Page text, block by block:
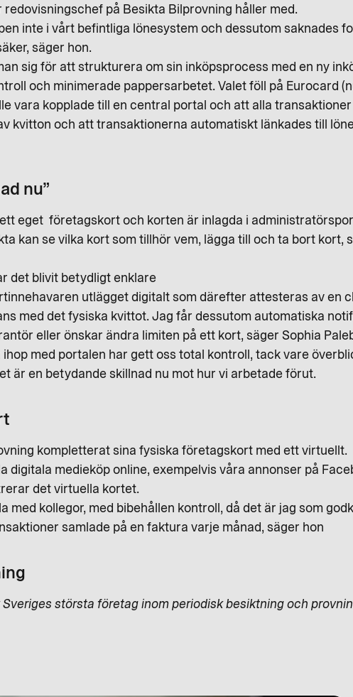
på Besikta Bilprovning håller med.
inte i vårt befintliga lönesystem och dessutom saknades
säger hon.
sig för att strukturera om sin inköpsprocess med en ny
och minimerade pappersarbetet. Valet föll på Eurocard
vara kopplade till en central portal och att alla transaktioner
kvitton och att transaktionerna automatiskt länkades till
nu”
eget företagskort och korten är inlagda i
kan se vilka kort som tillhör vem, lägga till och ta bort kort,
det blivit betydligt enklare
utlägget digitalt som därefter attesteras av en
med det fysiska kvittot. Jag får dessutom automatiska
eller önskar ändra limiten på ett kort, säger Sophia
med portalen har gett oss total kontroll, tack vare
är en betydande skillnad nu mot hur vi arbetade förut.
kompletterat sina fysiska företagskort med ett virtuellt.
digitala medieköp online, exempelvis våra annonser på
det virtuella kortet.
med kollegor, med bibehållen kontroll, då det är jag som
samlade på en faktura varje månad, säger hon
största företag inom periodisk besiktning och